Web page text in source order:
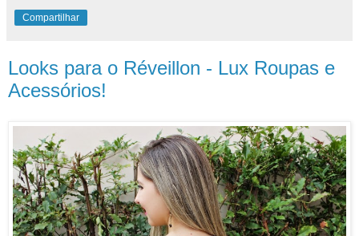
Compartilhar
Looks para o Réveillon - Lux Roupas e
Acessórios!